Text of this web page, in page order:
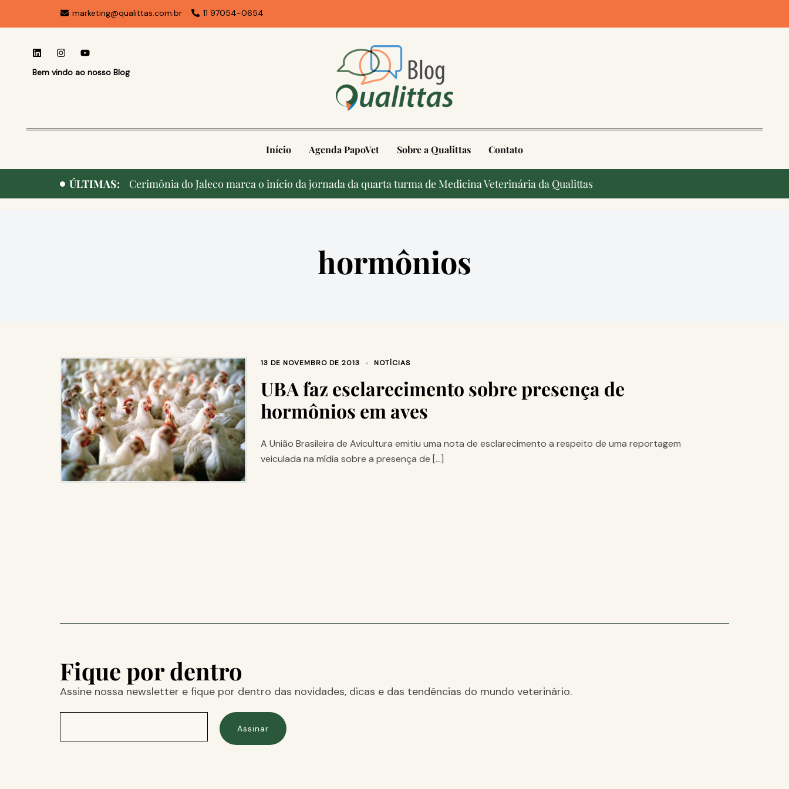
marketing@qualittas.com.br 11 97054-0654
Bem vindo ao nosso Blog
Início Agenda PapoVet Sobre a Qualittas Contato
ÚLTIMAS: Cerimônia do Jaleco marca o início da jornada da quarta turma de Medicina Veterinária da Qualittas
hormônios
13 DE NOVEMBRO DE 2013 NOTÍCIAS
UBA faz esclarecimento sobre presença de
hormônios em aves
A União Brasileira de Avicultura emitiu uma nota de esclarecimento a respeito de uma reportagem
veiculada na mídia sobre a presença de […]
Fique por dentro
Assine nossa newsletter e fique por dentro das novidades, dicas e das tendências do mundo veterinário.
Assinar